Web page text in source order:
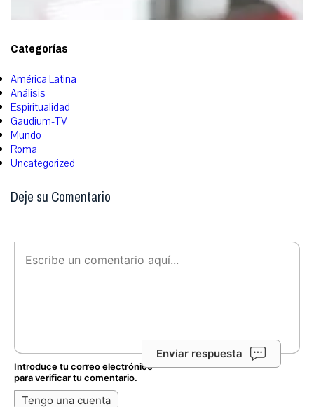
Categorías
América Latina
Análisis
Espiritualidad
Gaudium-TV
Mundo
Roma
Uncategorized
Deje su Comentario
Enviar respuesta
Introduce tu correo electrónico
para verificar tu comentario.
Tengo una cuenta